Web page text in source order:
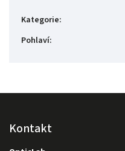
Kategorie:
Pohlaví:
Kontakt